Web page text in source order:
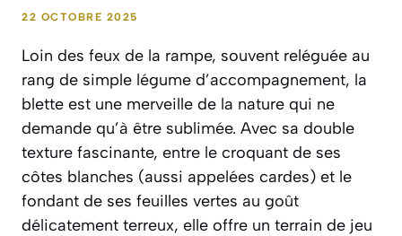
22 OCTOBRE 2025
Loin des feux de la rampe, souvent reléguée au
rang de simple légume d’accompagnement, la
blette est une merveille de la nature qui ne
demande qu’à être sublimée. Avec sa double
texture fascinante, entre le croquant de ses
côtes blanches (aussi appelées cardes) et le
fondant de ses feuilles vertes au goût
délicatement terreux, elle offre un terrain de jeu